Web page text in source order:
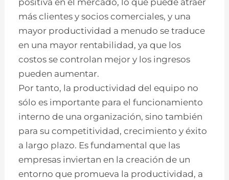
positiva en el mercado, lo que puede atraer
más clientes y socios comerciales, y una
mayor productividad a menudo se traduce
en una mayor rentabilidad, ya que los
costos se controlan mejor y los ingresos
pueden aumentar.
Por tanto, la productividad del equipo no
sólo es importante para el funcionamiento
interno de una organización, sino también
para su competitividad, crecimiento y éxito
a largo plazo. Es fundamental que las
empresas inviertan en la creación de un
entorno que promueva la productividad, a